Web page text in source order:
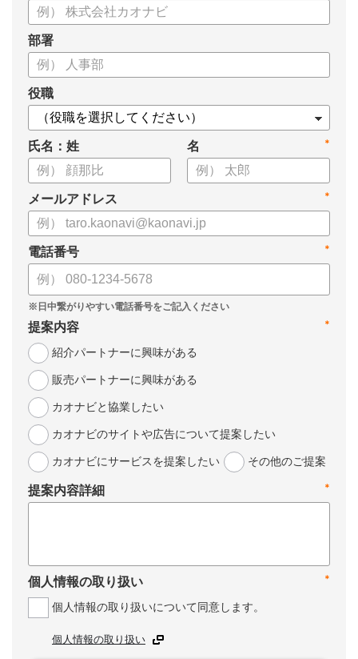
部署
役職
氏名：姓 *
名
*
メールアドレス
*
電話番号
*
提案内容
紹介パートナーに興味がある
販売パートナーに興味がある
カオナビと協業したい
カオナビのサイトや広告について提案したい
カオナビにサービスを提案したい
その他のご提案
*
提案内容詳細
*
個人情報の取り扱い
個人情報の取り扱いについて同意します。
個人情報の取り扱い